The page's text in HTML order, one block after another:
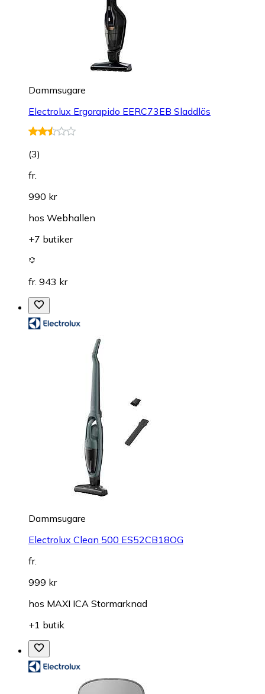
Dammsugare
Electrolux Ergorapido EERC73EB Sladdlös
(3)
fr.
990 kr
hos Webhallen
+7 butiker
fr. 943 kr
Dammsugare
Electrolux Clean 500 ES52CB18OG
fr.
999 kr
hos MAXI ICA Stormarknad
+1 butik